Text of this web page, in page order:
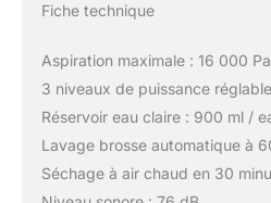
Fiche technique
Aspiration maximale : 16 000 Pa
3 niveaux de puissance
Réservoir eau claire : 900 ml /
Lavage brosse automatique à
Séchage à air chaud en 30